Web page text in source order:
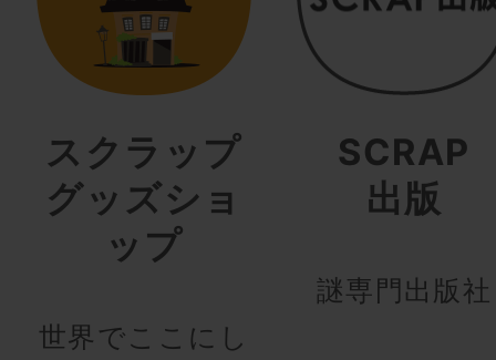
スクラップ
グッズショ
ップ
世界でここにし
SCRAP
出版
謎専門出版社